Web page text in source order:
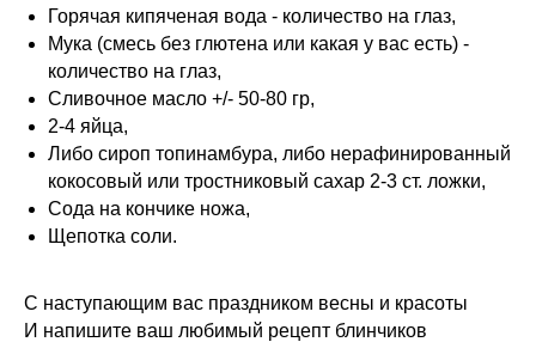
Горячая кипяченая вода - количество на глаз,
Мука (смесь без глютена или какая у вас есть) -
количество на глаз,
Сливочное масло +/- 50-80 гр,
2-4 яйца,
Либо сироп топинамбура, либо нерафинированный
кокосовый или тростниковый сахар 2-3 ст. ложки,
Сода на кончике ножа,
Щепотка соли.
С наступающим вас праздником весны и красоты
И напишите ваш любимый рецепт блинчиков